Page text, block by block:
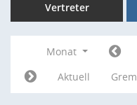
Vertreter
Monat
Aktuell